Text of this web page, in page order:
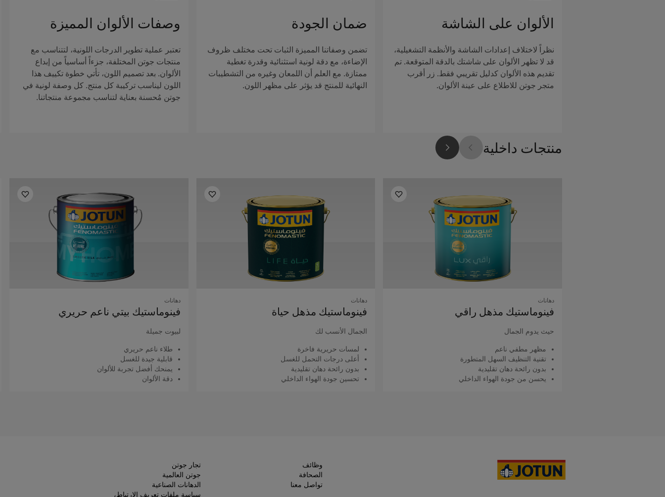
الألوان على الشاشة
نظراً لاختلاف إعدادات الشاشة والأنظمة التشغيلية،
قد لا تظهر الألوان على شاشتك بالدقة المتوقعة. تم
تقديم هذه الألوان كدليل تقريبي فقط. زر أقرب
متجر جوتن للاطلاع على عينة الألوان.
ضمان الجودة
تضمن وصفاتنا المميزة الثبات تحت مختلف ظروف
الإضاءة، مع دقة لونية استثنائية وقدرة تغطية
ممتازة. مع العلم أن اللمعان وغيره من التشطيبات
النهائية للمنتج قد يؤثر على مظهر اللون.
وصفات الألوان المميزة
تعتبر عملية تطوير الدرجات اللونية، لتتناسب مع
منتجات جوتن المختلفة، جزءاً أساسياً من إبداع
الألوان. بعد تصميم اللون، تأتي خطوة تكييف هذا
اللون ليناسب تركيبة كل منتج. كل وصفة لونية في
جوتن مُحسنة بعناية لتناسب مجموعة منتجاتنا.
منتجات داخلية
دهانات
فينوماستيك مذهل راقي
حيث يدوم الجمال
مظهر مطفي ناعم
تقنية التنظيف السهل المتطورة
بدون رائحة دهان تقليدية
يحسن من جودة الهواء الداخلي
دهانات
فينوماستيك مذهل حياة
الجمال الأنسب لك
لمسات حريرية فاخرة
أعلى درجات التحمل للغسل
بدون رائحة دهان تقليدية
تحسين جودة الهواء الداخلي
دهانات
فينوماستيك بيتي ناعم حريري
لبيوت جميلة
طلاء ناعم حريري
قابلية جيدة للغسل
يمنحك أفضل تجربة للألوان
دقة الألوان
وظائف
الصحافة
تواصل معنا
تجار جوتن
جوتن العالمية
الدهانات الصناعية
سياسة ملفات تعريف الارتباط،